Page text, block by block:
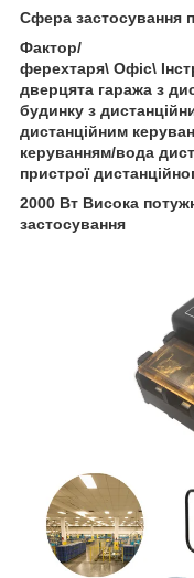
Сфера застосування
Фактор/
ферехтаря\ Офіс\
дверцята гаража з
будинку з
дистанційним
керуванням/вода
пристрої
2000 Вт Висока
застосування